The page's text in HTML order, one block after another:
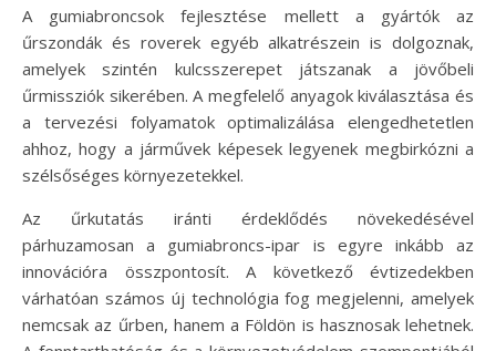
A gumiabroncsok fejlesztése mellett a gyártók az
űrszondák és roverek egyéb alkatrészein is dolgoznak,
amelyek szintén kulcsszerepet játszanak a jövőbeli
űrmissziók sikerében. A megfelelő anyagok kiválasztása és
a tervezési folyamatok optimalizálása elengedhetetlen
ahhoz, hogy a járművek képesek legyenek megbirkózni a
szélsőséges környezetekkel.
Az űrkutatás iránti érdeklődés növekedésével
párhuzamosan a gumiabroncs-ipar is egyre inkább az
innovációra összpontosít. A következő évtizedekben
várhatóan számos új technológia fog megjelenni, amelyek
nemcsak az űrben, hanem a Földön is hasznosak lehetnek.